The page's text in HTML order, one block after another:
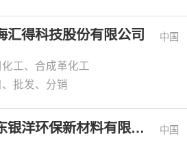
汇得科技股份有限公司 中国
工、合成革化工
、批发、分销
广东银洋环保新材料有限公司 中国